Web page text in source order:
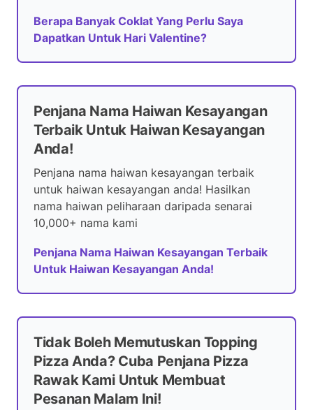
Berapa Banyak Coklat Yang Perlu Saya
Dapatkan Untuk Hari Valentine?
Penjana Nama Haiwan Kesayangan
Terbaik Untuk Haiwan Kesayangan
Anda!
Penjana nama haiwan kesayangan terbaik
untuk haiwan kesayangan anda! Hasilkan
nama haiwan peliharaan daripada senarai
10,000+ nama kami
Penjana Nama Haiwan Kesayangan Terbaik
Untuk Haiwan Kesayangan Anda!
Tidak Boleh Memutuskan Topping
Pizza Anda? Cuba Penjana Pizza
Rawak Kami Untuk Membuat
Pesanan Malam Ini!